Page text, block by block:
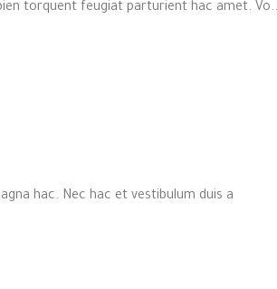
torquent feugiat parturient hac amet.
hac. Nec hac et vestibulum duis a